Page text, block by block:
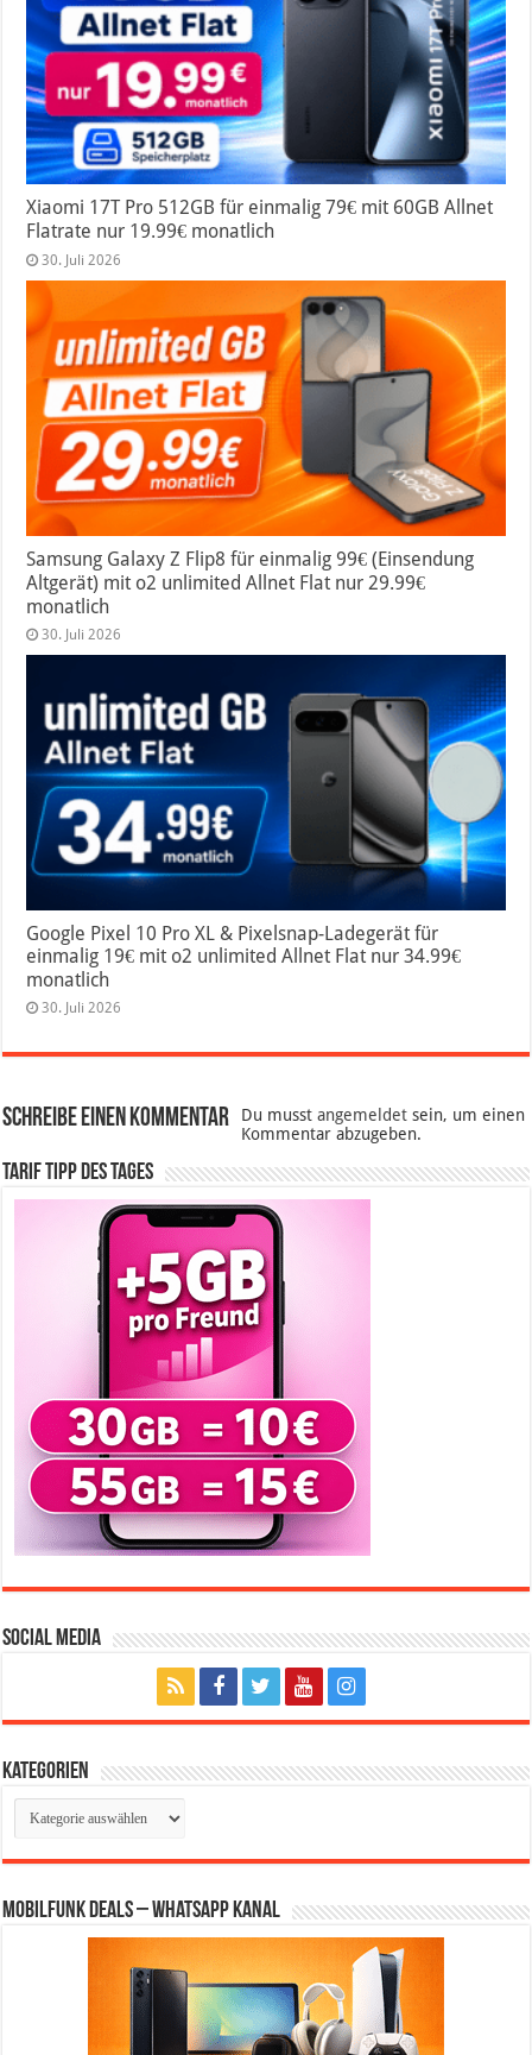
Xiaomi 17T Pro 512GB für einmalig 79€ mit 60GB Allnet
Flatrate nur 19.99€ monatlich
30. Juli 2026
Samsung Galaxy Z Flip8 für einmalig 99€ (Einsendung
Altgerät) mit o2 unlimited Allnet Flat nur 29.99€
monatlich
30. Juli 2026
Google Pixel 10 Pro XL & Pixelsnap-Ladegerät für
einmalig 19€ mit o2 unlimited Allnet Flat nur 34.99€
monatlich
30. Juli 2026
Schreibe einen Kommentar Du musstangemeldet sein, um einen
Kommentar abzugeben.
Tarif Tipp des Tages
Social Media
Kategorien
Kategorien
Mobilfunk Deals – WhatsApp Kanal